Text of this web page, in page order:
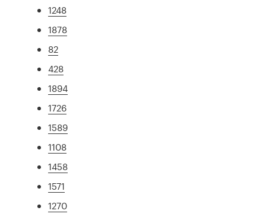
1248
1878
82
428
1894
1726
1589
1108
1458
1571
1270